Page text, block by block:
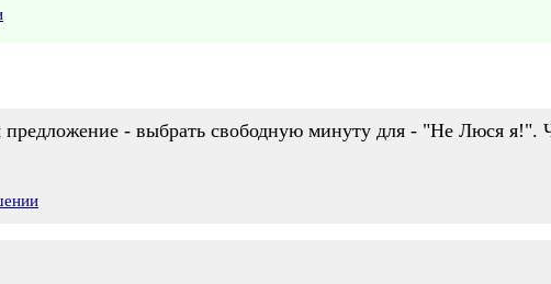
- выбрать свободную минуту для - "Не Люся я!".